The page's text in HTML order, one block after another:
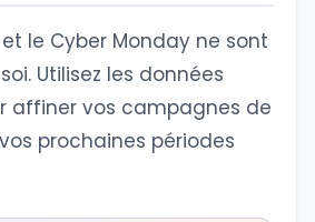
et le Cyber Monday ne sont
Utilisez les données
affiner vos campagnes de
prochaines périodes